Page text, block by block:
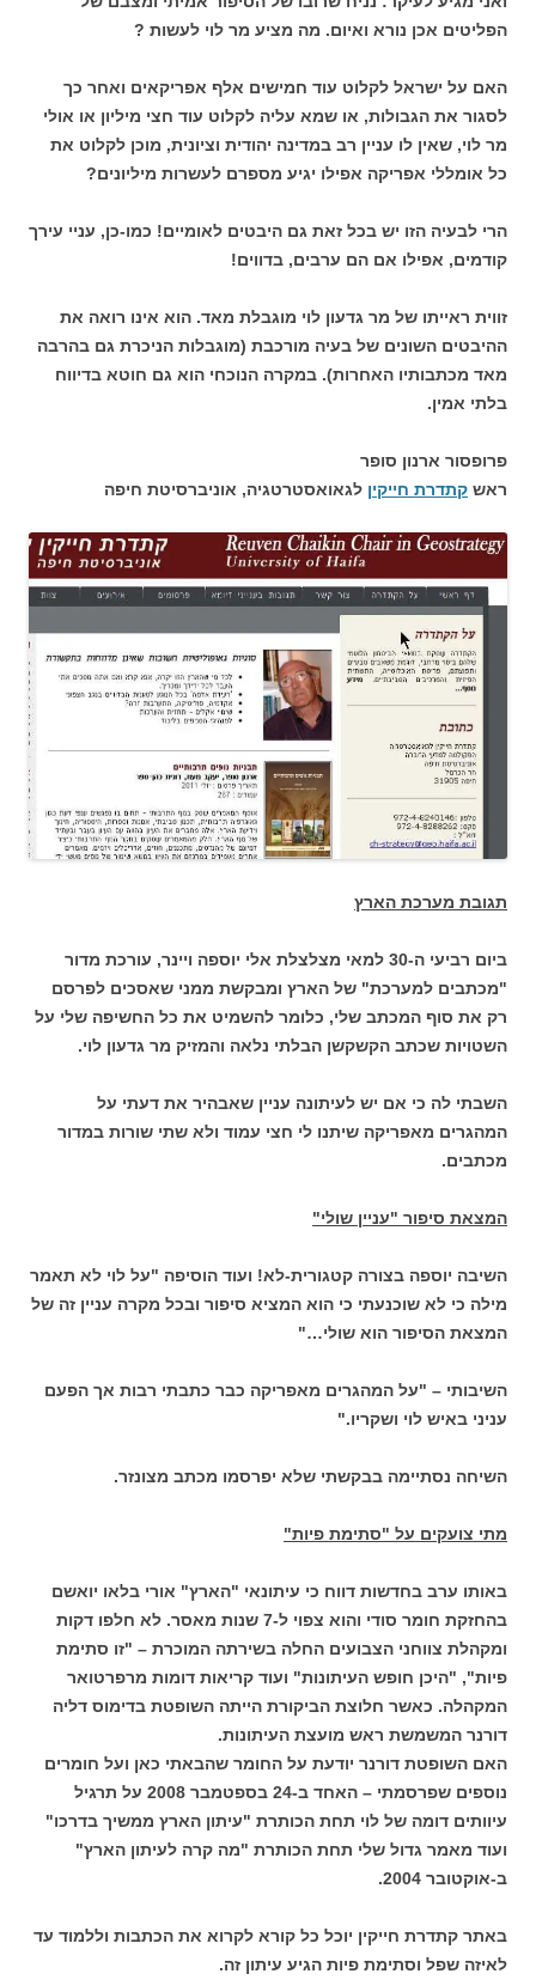
הפליטים אכן נורא ואיום. מה מציע מר לוי לעשות ?
האם על ישראל לקלוט עוד חמישים אלף אפריקאים ואחר כך
לסגור את הגבולות, או שמא עליה לקלוט עוד חצי מיליון או אולי
מר לוי, שאין לו עניין רב במדינה יהודית וציונית, מוכן לקלוט את
כל אומללי אפריקה אפילו יגיע מספרם לעשרות מיליונים?
הרי לבעיה הזו יש בכל זאת גם היבטים לאומיים! כמו-כן, עניי עירך
קודמים, אפילו אם הם ערבים, בדווים!
זווית ראייתו של מר גדעון לוי מוגבלת מאד. הוא אינו רואה את
ההיבטים השונים של בעיה מורכבת (מוגבלות הניכרת גם בהרבה
מאד מכתבותיו האחרות). במקרה הנוכחי הוא גם חוטא בדיווח
בלתי אמין.
פרופסור ארנון סופר
ראש קתדרת חייקין לגאואסטרטגיה, אוניברסיטת חיפה
תגובת מערכת הארץ
ביום רביעי ה-30 למאי מצלצלת אלי יוספה ויינר, עורכת מדור
"מכתבים למערכת" של הארץ ומבקשת ממני שאסכים לפרסם
רק את סוף המכתב שלי, כלומר להשמיט את כל החשיפה שלי על
השטויות שכתב הקשקשן הבלתי נלאה והמזיק מר גדעון לוי.
השבתי לה כי אם יש לעיתונה עניין שאבהיר את דעתי על
המהגרים מאפריקה שיתנו לי חצי עמוד ולא שתי שורות במדור
מכתבים.
המצאת סיפור "עניין שולי"
השיבה יוספה בצורה קטגורית-לא! ועוד הוסיפה "על לוי לא תאמר
מילה כי לא שוכנעתי כי הוא המציא סיפור ובכל מקרה עניין זה של
המצאת הסיפור הוא שולי…"
השיבותי – "על המהגרים מאפריקה כבר כתבתי רבות אך הפעם
עניני באיש לוי ושקריו."
השיחה נסתיימה בבקשתי שלא יפרסמו מכתב מצונזר.
מתי צועקים על "סתימת פיות"
באותו ערב בחדשות דווח כי עיתונאי "הארץ" אורי בלאו יואשם
בהחזקת חומר סודי והוא צפוי ל-7 שנות מאסר. לא חלפו דקות
ומקהלת צווחני הצבועים החלה בשירתה המוכרת – "זו סתימת
פיות", "היכן חופש העיתונות" ועוד קריאות דומות מרפרטואר
המקהלה. כאשר חלוצת הביקורת הייתה השופטת בדימוס דליה
דורנר המשמשת ראש מועצת העיתונות.
האם השופטת דורנר יודעת על החומר שהבאתי כאן ועל חומרים
נוספים שפרסמתי – האחד ב-24 בספטמבר 2008 על תרגיל
עיוותים דומה של לוי תחת הכותרת "עיתון הארץ ממשיך בדרכו"
ועוד מאמר גדול שלי תחת הכותרת "מה קרה לעיתון הארץ"
ב-אוקטובר 2004.
באתר קתדרת חייקין יוכל כל קורא לקרוא את הכתבות וללמוד עד
לאיזה שפל וסתימת פיות הגיע עיתון זה.